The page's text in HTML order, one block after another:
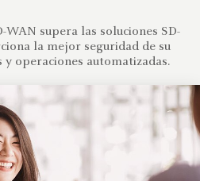
WAN supera las soluciones SD-
la mejor seguridad de su
y operaciones automatizadas.